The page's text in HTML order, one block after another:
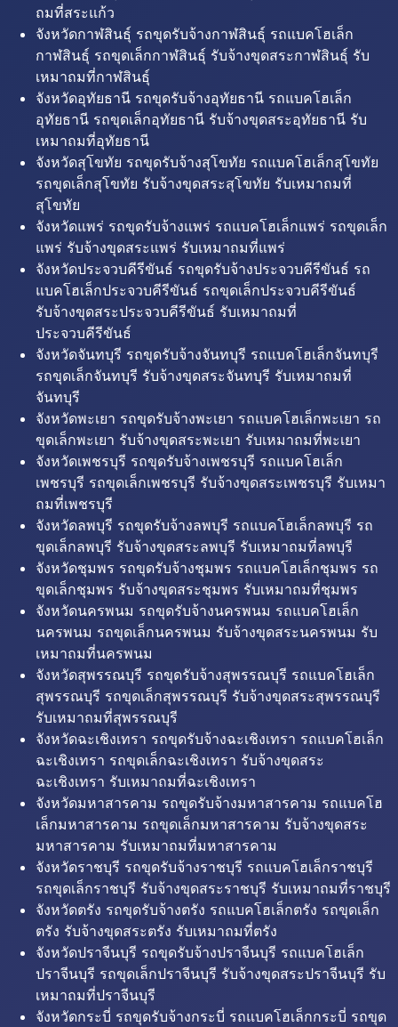
ถมที่สระแก้ว
จังหวัดกาฬสินธุ์ รถขุดรับจ้างกาฬสินธุ์ รถแบคโฮเล็ก
กาฬสินธุ์ รถขุดเล็กกาฬสินธุ์ รับจ้างขุดสระกาฬสินธุ์ รับ
เหมาถมที่กาฬสินธุ์
จังหวัดอุทัยธานี รถขุดรับจ้างอุทัยธานี รถแบคโฮเล็ก
อุทัยธานี รถขุดเล็กอุทัยธานี รับจ้างขุดสระอุทัยธานี รับ
เหมาถมที่อุทัยธานี
จังหวัดสุโขทัย รถขุดรับจ้างสุโขทัย รถแบคโฮเล็กสุโขทัย
รถขุดเล็กสุโขทัย รับจ้างขุดสระสุโขทัย รับเหมาถมที่
สุโขทัย
จังหวัดแพร่ รถขุดรับจ้างแพร่ รถแบคโฮเล็กแพร่ รถขุดเล็ก
แพร่ รับจ้างขุดสระแพร่ รับเหมาถมที่แพร่
จังหวัดประจวบคีรีขันธ์ รถขุดรับจ้างประจวบคีรีขันธ์ รถ
แบคโฮเล็กประจวบคีรีขันธ์ รถขุดเล็กประจวบคีรีขันธ์
รับจ้างขุดสระประจวบคีรีขันธ์ รับเหมาถมที่
ประจวบคีรีขันธ์
จังหวัดจันทบุรี รถขุดรับจ้างจันทบุรี รถแบคโฮเล็กจันทบุรี
รถขุดเล็กจันทบุรี รับจ้างขุดสระจันทบุรี รับเหมาถมที่
จันทบุรี
จังหวัดพะเยา รถขุดรับจ้างพะเยา รถแบคโฮเล็กพะเยา รถ
ขุดเล็กพะเยา รับจ้างขุดสระพะเยา รับเหมาถมที่พะเยา
จังหวัดเพชรบุรี รถขุดรับจ้างเพชรบุรี รถแบคโฮเล็ก
เพชรบุรี รถขุดเล็กเพชรบุรี รับจ้างขุดสระเพชรบุรี รับเหมา
ถมที่เพชรบุรี
จังหวัดลพบุรี รถขุดรับจ้างลพบุรี รถแบคโฮเล็กลพบุรี รถ
ขุดเล็กลพบุรี รับจ้างขุดสระลพบุรี รับเหมาถมที่ลพบุรี
จังหวัดชุมพร รถขุดรับจ้างชุมพร รถแบคโฮเล็กชุมพร รถ
ขุดเล็กชุมพร รับจ้างขุดสระชุมพร รับเหมาถมที่ชุมพร
จังหวัดนครพนม รถขุดรับจ้างนครพนม รถแบคโฮเล็ก
นครพนม รถขุดเล็กนครพนม รับจ้างขุดสระนครพนม รับ
เหมาถมที่นครพนม
จังหวัดสุพรรณบุรี รถขุดรับจ้างสุพรรณบุรี รถแบคโฮเล็ก
สุพรรณบุรี รถขุดเล็กสุพรรณบุรี รับจ้างขุดสระสุพรรณบุรี
รับเหมาถมที่สุพรรณบุรี
จังหวัดฉะเชิงเทรา รถขุดรับจ้างฉะเชิงเทรา รถแบคโฮเล็ก
ฉะเชิงเทรา รถขุดเล็กฉะเชิงเทรา รับจ้างขุดสระ
ฉะเชิงเทรา รับเหมาถมที่ฉะเชิงเทรา
จังหวัดมหาสารคาม รถขุดรับจ้างมหาสารคาม รถแบคโฮ
เล็กมหาสารคาม รถขุดเล็กมหาสารคาม รับจ้างขุดสระ
มหาสารคาม รับเหมาถมที่มหาสารคาม
จังหวัดราชบุรี รถขุดรับจ้างราชบุรี รถแบคโฮเล็กราชบุรี
รถขุดเล็กราชบุรี รับจ้างขุดสระราชบุรี รับเหมาถมที่ราชบุรี
จังหวัดตรัง รถขุดรับจ้างตรัง รถแบคโฮเล็กตรัง รถขุดเล็ก
ตรัง รับจ้างขุดสระตรัง รับเหมาถมที่ตรัง
จังหวัดปราจีนบุรี รถขุดรับจ้างปราจีนบุรี รถแบคโฮเล็ก
ปราจีนบุรี รถขุดเล็กปราจีนบุรี รับจ้างขุดสระปราจีนบุรี รับ
เหมาถมที่ปราจีนบุรี
จังหวัดกระบี่ รถขุดรับจ้างกระบี่ รถแบคโฮเล็กกระบี่ รถขุด